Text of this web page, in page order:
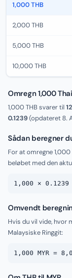
1,000 THB
2,000 THB
5,000 THB
10,000 THB
Omregn 1,000
1,000 THB svarer til
0.1239(opdateret 8.
Sådan beregner
For at omregne
beløbet med den
1,000 × 0.1239
Omvendt
Hvis du vil vide, hvor
Malaysiske Ringgit:
1,000 MYR =